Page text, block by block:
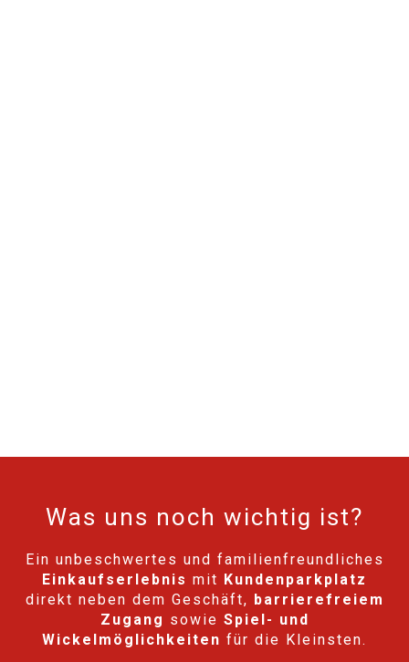
Was uns noch wichtig ist?
Ein unbeschwertes und familienfreundliches
Einkaufserlebnis mit Kundenparkplatz
direkt neben dem Geschäft, barrierefreiem
Zugang sowie Spiel- und
Wickelmöglichkeiten für die Kleinsten.